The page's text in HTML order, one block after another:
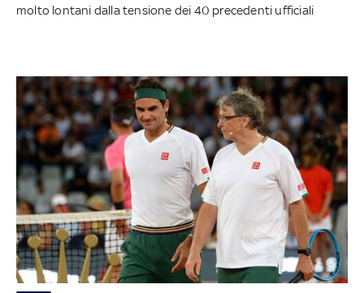
molto lontani dalla tensione dei 40 precedenti ufficiali